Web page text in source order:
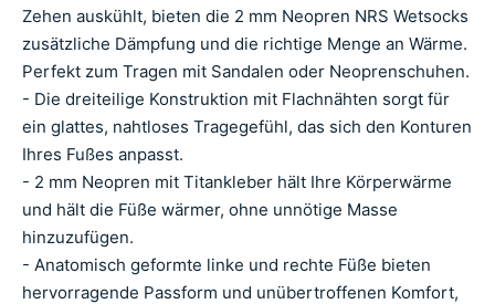
Zehen auskühlt, bieten die 2 mm Neopren NRS Wetsocks
zusätzliche Dämpfung und die richtige Menge an Wärme.
Perfekt zum Tragen mit Sandalen oder Neoprenschuhen.
- Die dreiteilige Konstruktion mit Flachnähten sorgt für
ein glattes, nahtloses Tragegefühl, das sich den Konturen
Ihres Fußes anpasst.
- 2 mm Neopren mit Titankleber hält Ihre Körperwärme
und hält die Füße wärmer, ohne unnötige Masse
hinzuzufügen.
- Anatomisch geformte linke und rechte Füße bieten
hervorragende Passform und unübertroffenen Komfort,